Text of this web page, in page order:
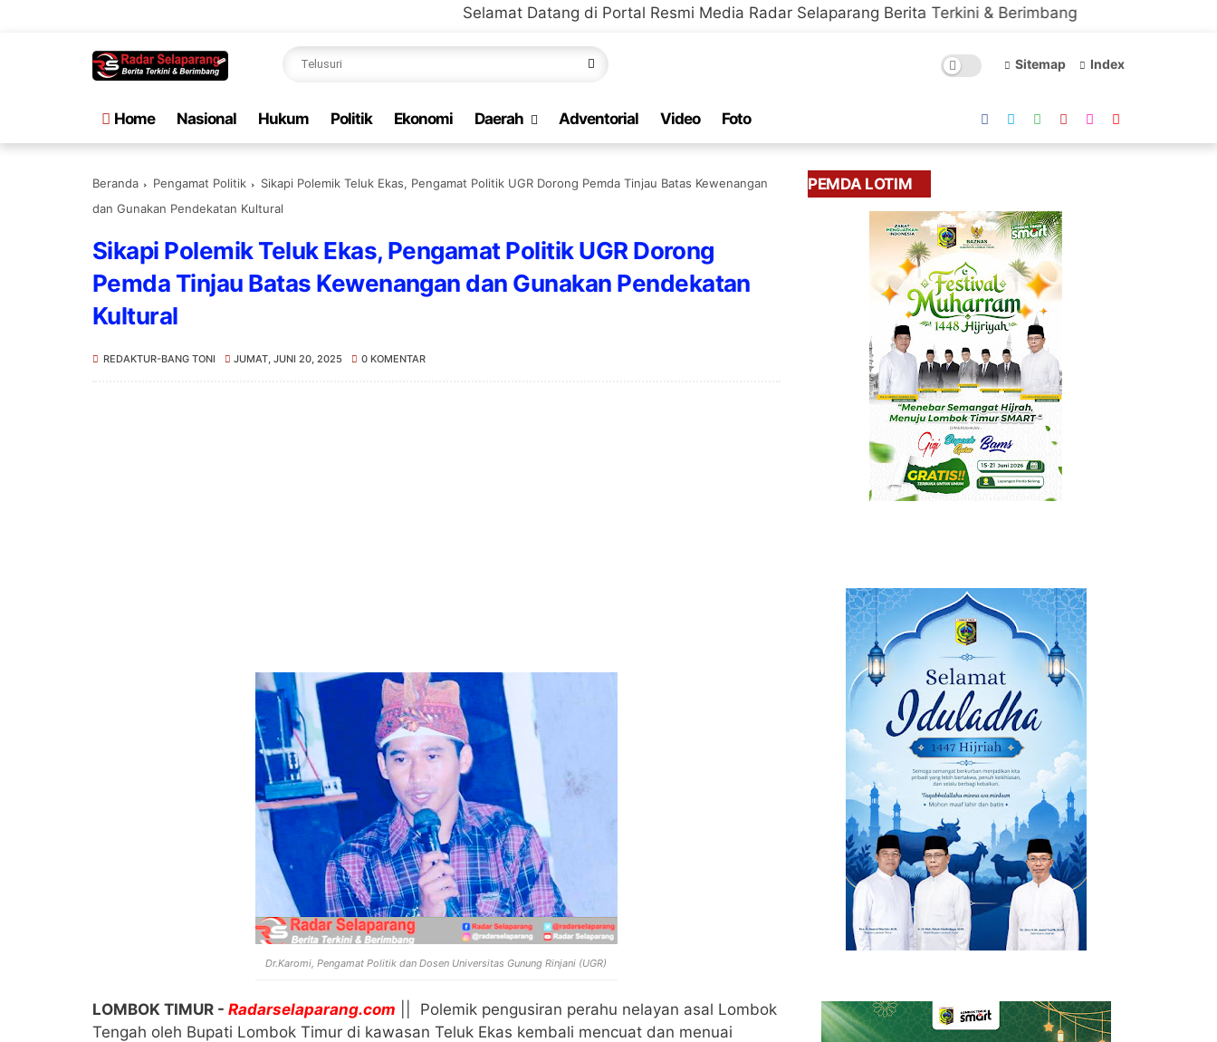
Selamat Datang di Portal Resmi Media Radar Selaparang Berita Terkini & Berimbang
Sitemap Index
Home Nasional Hukum Politik Ekonomi Daerah Adventorial Video Foto
Beranda Pengamat Politik
Sikapi Polemik Teluk Ekas, Pengamat Politik UGR Dorong Pemda Tinjau Batas Kewenangan
dan Gunakan Pendekatan Kultural
Sikapi Polemik Teluk Ekas, Pengamat Politik UGR Dorong
Pemda Tinjau Batas Kewenangan dan Gunakan Pendekatan
Kultural
REDAKTUR-BANG TONI JUMAT, JUNI 20, 2025 0 KOMENTAR
Dr.Karomi, Pengamat Politik dan Dosen Universitas Gunung Rinjani (UGR)
LOMBOK TIMUR - Radarselaparang.com || Polemik pengusiran perahu nelayan asal Lombok
Tengah oleh Bupati Lombok Timur di kawasan Teluk Ekas kembali mencuat dan menuai
PEMDA LOTIM